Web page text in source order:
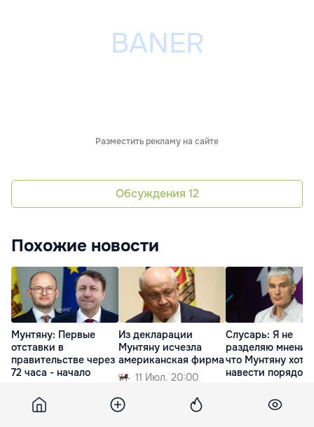
Разместить рекламу на сайте
Обсуждения 12
Похожие новости
Мунтяну: Первые
отставки в
правительстве через
72 часа - начало
кризиса25 Июл. 08:12
Из декларации
Мунтяну исчезла
американская фирма
11 Июл. 20:00
Слусарь: Я не
разделяю мнения,
что Мунтяну
навести порядок,
12 Июл. 08:49